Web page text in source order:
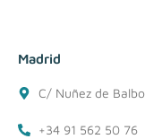
Madrid
C/ Nuñez de
+34 91 562 50 76